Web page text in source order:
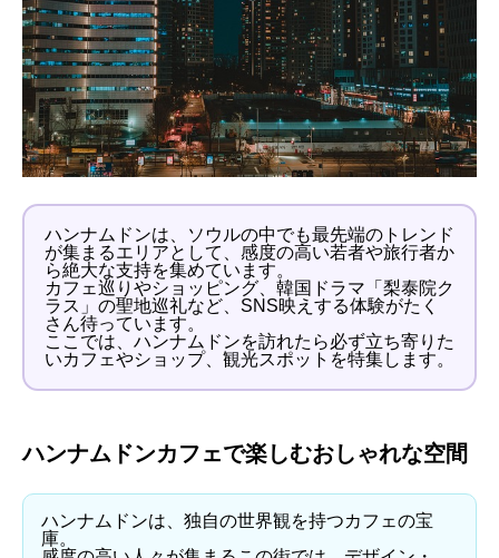
ハンナムドンは、ソウルの中でも最先端のトレンド
が集まるエリアとして、感度の高い若者や旅行者か
ら絶大な支持を集めています。
カフェ巡りやショッピング、韓国ドラマ「梨泰院ク
ラス」の聖地巡礼など、SNS映えする体験がたく
さん待っています。
ここでは、ハンナムドンを訪れたら必ず立ち寄りた
いカフェやショップ、観光スポットを特集します。
ハンナムドンカフェで楽しむおしゃれな空間
ハンナムドンは、独自の世界観を持つカフェの宝
庫。